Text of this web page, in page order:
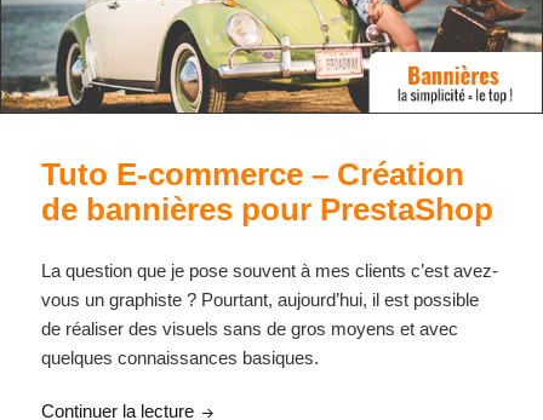
Tuto E-commerce – Création
de bannières pour PrestaShop
La question que je pose souvent à mes clients c’est avez-
vous un graphiste ? Pourtant, aujourd’hui, il est possible
de réaliser des visuels sans de gros moyens et avec
quelques connaissances basiques.
Continuer la lecture Tuto E-commerce – Création de bannières